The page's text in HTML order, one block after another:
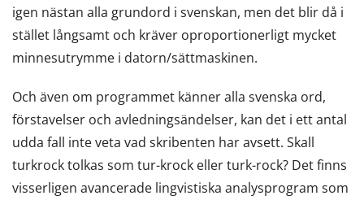
igen nästan alla grundord i svenskan, men det blir då i
stället långsamt och kräver oproportionerligt mycket
minnesutrymme i datorn/sättmaskinen.
Och även om programmet känner alla svenska ord,
förstavelser och avledningsändelser, kan det i ett antal
udda fall inte veta vad skribenten har avsett. Skall
turkrock tolkas som tur-krock eller turk-rock? Det finns
visserligen avancerade lingvistiska analysprogram som